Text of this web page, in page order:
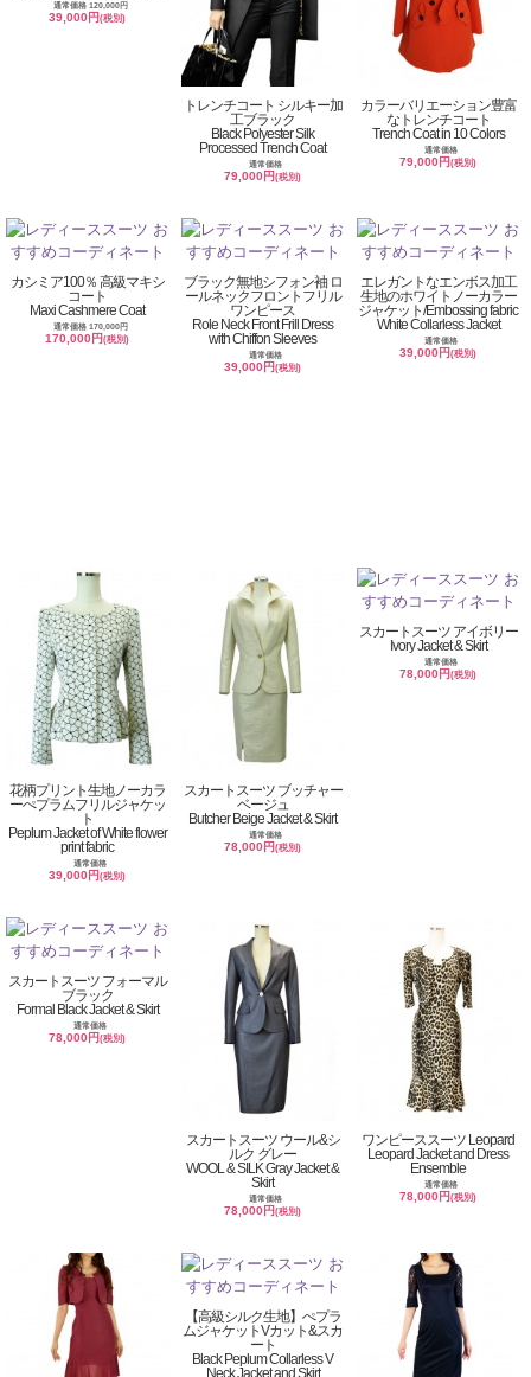
通常価格 120,000円
39,000円(税別)
トレンチコート シルキー加
工ブラック
Black Polyester Silk
Processed Trench Coat
通常価格
79,000円(税別)
カラーバリエーション豊富
なトレンチコート
Trench Coat in 10 Colors
通常価格
79,000円(税別)
カシミア100％ 高級マキシ
コート
Maxi Cashmere Coat
通常価格 170,000円
170,000円(税別)
ブラック無地シフォン袖 ロ
ールネックフロントフリル
ワンピース
Role Neck Front Frill Dress
with Chiffon Sleeves
通常価格
39,000円(税別)
エレガントなエンボス加工
生地のホワイトノーカラー
ジャケット/Embossing fabric
White Collarless Jacket
通常価格
39,000円(税別)
花柄プリント生地ノーカラ
ーぺプラムフリルジャケッ
ト
Peplum Jacket of White flower
print fabric
通常価格
39,000円(税別)
スカートスーツ ブッチャー
ベージュ
Butcher Beige Jacket & Skirt
通常価格
78,000円(税別)
スカートスーツ アイボリー
Ivory Jacket & Skirt
通常価格
78,000円(税別)
スカートスーツ フォーマル
ブラック
Formal Black Jacket & Skirt
通常価格
78,000円(税別)
スカートスーツ ウール&シ
ルク グレー
WOOL & SILK Gray Jacket &
Skirt
通常価格
78,000円(税別)
ワンピーススーツ Leopard
Leopard Jacket and Dress
Ensemble
通常価格
78,000円(税別)
【高級シルク生地】ぺプラ
ムジャケットVカット&スカ
ート
Black Peplum Collarless V